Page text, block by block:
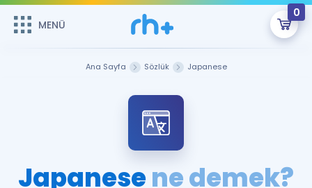
MENÜ
0
Sepetin Şu An Boş.
Remzi Hoca ile seni sınava hazırlayacak onlarca eğitim seni
bekliyor!
MENÜ
Ana Sayfa Sözlük Japanese
Japanesene demek?